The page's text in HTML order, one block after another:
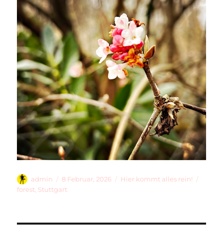
Autor
admin
Veröffentlicht
am
8 Februar, 2026 Kategorien
Hier kommt alles rein!
forest, Stuttgart